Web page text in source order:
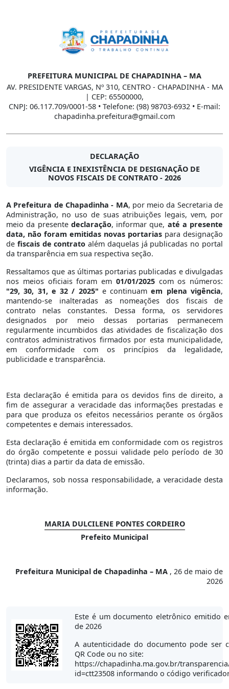
PREFEITURA MUNICIPAL DE CHAPADINHA – MA
AV. PRESIDENTE VARGAS, Nº 310, CENTRO - CHAPADINHA - MA
| CEP: 65500000,
CNPJ: 06.117.709/0001-58 • Telefone: (98) 98703-6932 • E-mail:
chapadinha.prefeitura@gmail.com
DECLARAÇÃO
VIGÊNCIA E INEXISTÊNCIA DE DESIGNAÇÃO DE
NOVOS FISCAIS DE CONTRATO - 2026
A Prefeitura de Chapadinha - MA, por meio da Secretaria de
Administração, no uso de suas atribuições legais, vem, por
meio da presente declaração, informar que, até a presente
data, não foram emitidas novas portarias para designação
de fiscais de contrato além daquelas já publicadas no portal
da transparência em sua respectiva seção.
Ressaltamos que as últimas portarias publicadas e divulgadas
nos meios oficiais foram em 01/01/2025com os números:
"29, 30, 31, e 32 / 2025" e continuamem plena vigência,
mantendo-se inalteradas as nomeações dos fiscais de
contrato nelas constantes. Dessa forma, os servidores
designados por meio dessas portarias permanecem
regularmente incumbidos das atividades de fiscalização dos
contratos administrativos firmados por esta municipalidade,
em conformidade com os princípios da legalidade,
publicidade e transparência.
Esta declaração é emitida para os devidos fins de direito, a
fim de assegurar a veracidade das informações prestadas e
para que produza os efeitos necessários perante os órgãos
competentes e demais interessados.
Esta declaração é emitida em conformidade com os registros
do órgão competente e possui validade pelo período de 30
(trinta) dias a partir da data de emissão.
Declaramos, sob nossa responsabilidade, a veracidade desta
informação.
MARIA DULCILENE PONTES CORDEIRO
Prefeito Municipal
Prefeitura Municipal de Chapadinha – MA , 26 de maio de
2026
Este é um documento eletrônico emitido
de 2026
A autenticidade do documento pode ser
QR Code ou no site:
https://chapadinha.ma.gov.br/
id=ctt23508 informando o código